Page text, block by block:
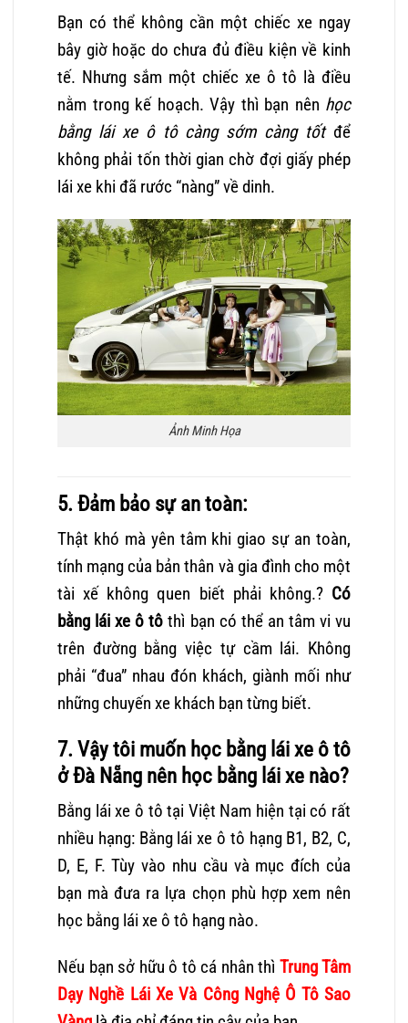
Bạn có thể không cần một chiếc xe ngay
bây giờ hoặc do chưa đủ điều kiện về kinh
tế. Nhưng sắm một chiếc xe ô tô là điều
nằm trong kế hoạch. Vậy thì bạn nên học
bằng lái xe ô tô càng sớm càng tốtđể
không phải tốn thời gian chờ đợi giấy phép
lái xe khi đã rước “nàng” về dinh.
Ảnh Minh Họa
5. Đảm bảo sự an toàn:
Thật khó mà yên tâm khi giao sự an toàn,
tính mạng của bản thân và gia đình cho một
tài xế không quen biết phải không.? Có
bằng lái xe ô tô thì bạn có thể an tâm vi vu
trên đường bằng việc tự cầm lái. Không
phải “đua” nhau đón khách, giành mối như
những chuyến xe khách bạn từng biết.
7. Vậy tôi muốn học bằng lái xe ô tô
ở Đà Nẵng nên học bằng lái xe nào?
Bằng lái xe ô tô tại Việt Nam hiện tại có rất
nhiều hạng: Bằng lái xe ô tô hạng B1, B2, C,
D, E, F. Tùy vào nhu cầu và mục đích của
bạn mà đưa ra lựa chọn phù hợp xem nên
học bằng lái xe ô tô hạng nào.
Nếu bạn sở hữu ô tô cá nhân thì Trung Tâm
Dạy Nghề Lái Xe Và Công Nghệ Ô Tô Sao